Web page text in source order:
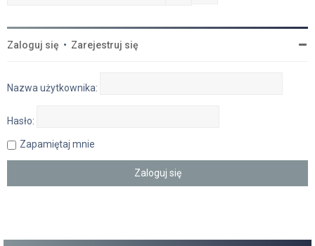
Zaloguj się • Zarejestruj się
Nazwa użytkownika:
Hasło:
Zapamiętaj mnie